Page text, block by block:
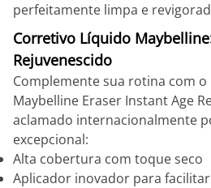
perfeitamente limpa e
Corretivo Líquido
Rejuvenescido
Complemente sua rotina com
Maybelline Eraser Instant Age
aclamado internacionalmente
excepcional:
Alta cobertura com toque seco
Aplicador inovador para